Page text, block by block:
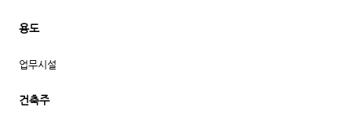
용도
업무시설
건축주